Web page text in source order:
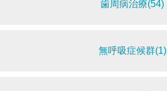
歯周病治療(54)
無呼吸症候群(1)